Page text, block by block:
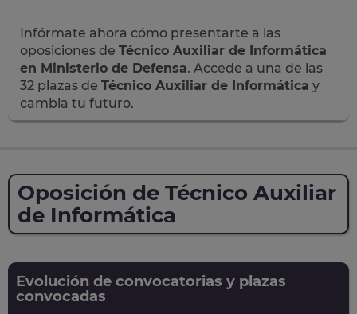
Infórmate ahora cómo presentarte a las
oposiciones de Técnico Auxiliar de Informática
en Ministerio de Defensa. Accede a una de las
32 plazas de Técnico Auxiliar de Informática y
cambia tu futuro.
Oposición de Técnico Auxiliar
de Informática
Evolución de convocatorias y plazas
convocadas